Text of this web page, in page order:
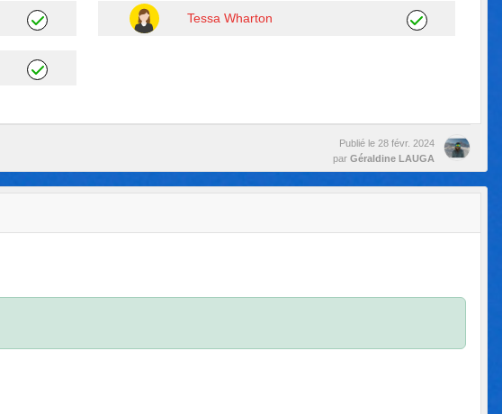
Tessa Wharton
Publié le 28 févr. 2024
par Géraldine LAUGA